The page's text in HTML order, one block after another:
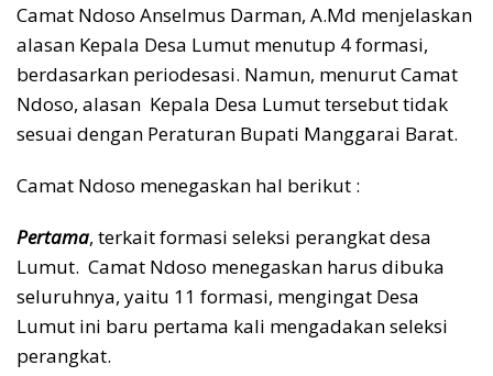
Camat Ndoso Anselmus Darman, A.Md menjelaskan
alasan Kepala Desa Lumut menutup 4 formasi,
berdasarkan periodesasi. Namun, menurut Camat
Ndoso, alasan Kepala Desa Lumut tersebut tidak
sesuai dengan Peraturan Bupati Manggarai Barat.
Camat Ndoso menegaskan hal berikut :
Pertama, terkait formasi seleksi perangkat desa
Lumut. Camat Ndoso menegaskan harus dibuka
seluruhnya, yaitu 11 formasi, mengingat Desa
Lumut ini baru pertama kali mengadakan seleksi
perangkat.